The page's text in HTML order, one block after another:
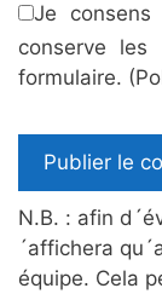
Je
conserve
formulaire.